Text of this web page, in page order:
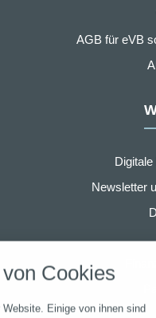
AGB für eVB
Newsletter
Cookies
Einige von ihnen sind
folgende Kategorien zu